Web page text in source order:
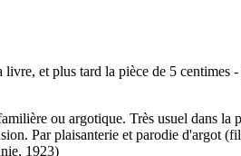
et plus tard la pièce de 5
ou argotique. Très usuel dans la
Par plaisanterie et parodie d'argot
1923)